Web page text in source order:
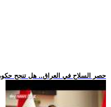
.. حصر السلاح في العراق.. هل تنجح